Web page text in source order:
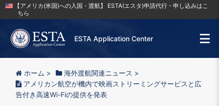
【アメリカ(米国)への入国・渡航】 ESTA(エスタ)申請代行・申し込みはこ
ちら
ESTA Application Center
ホーム > 海外渡航関連ニュース >
アメリカン航空が機内で映画ストリーミングサービスと広
告付き高速Wi-Fiの提供を発表